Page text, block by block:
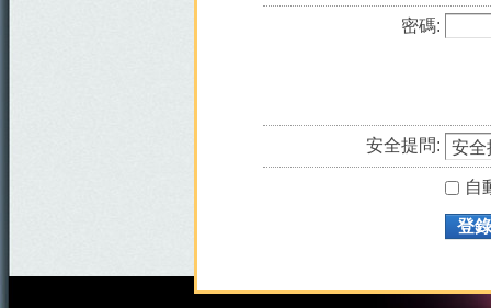
密碼:
安全提問:
自
登錄